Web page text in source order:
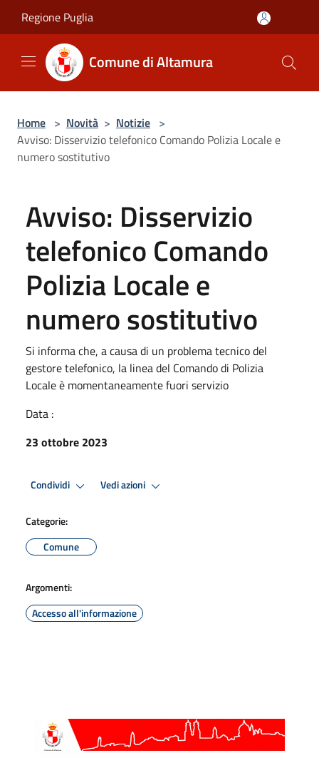
Regione Puglia
Comune di Altamura
Home > Novità > Notizie >
Avviso: Disservizio telefonico Comando Polizia Locale e
numero sostitutivo
Avviso: Disservizio
telefonico Comando
Polizia Locale e
numero sostitutivo
Si informa che, a causa di un problema tecnico del
gestore telefonico, la linea del Comando di Polizia
Locale è momentaneamente fuori servizio
Data :
23 ottobre 2023
Condividi Vedi azioni
Categorie:
Comune
Argomenti:
Accesso all'informazione